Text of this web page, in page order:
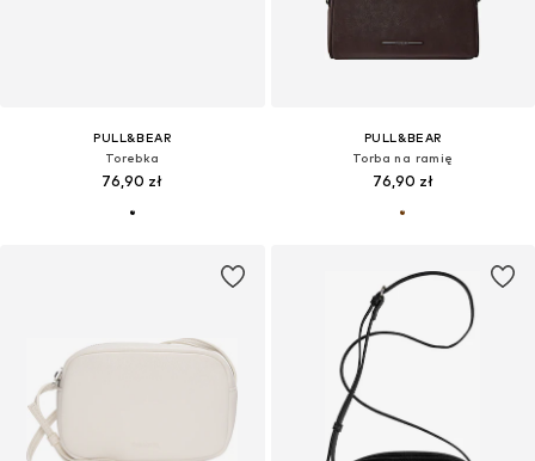
PULL&BEAR
Torebka
76,90 zł
PULL&BEAR
Torba na ramię
76,90 zł